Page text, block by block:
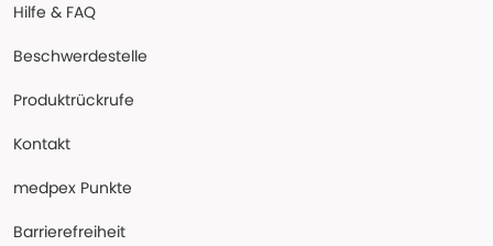
Hilfe & FAQ
Beschwerdestelle
Produktrückrufe
Kontakt
medpex Punkte
Barrierefreiheit